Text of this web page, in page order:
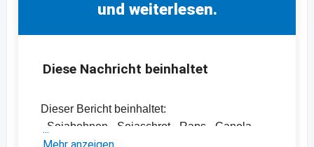
und weiterlesen.
Diese Nachricht beinhaltet
Dieser Bericht beinhaltet:
- Sojabohnen-, Sojaschrot-, Raps-, Canola-
und Rapsschrotpreise sowie diverse